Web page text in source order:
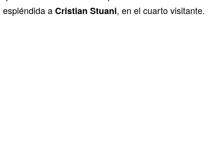
espléndida aCristian Stuani, en el cuarto visitante.